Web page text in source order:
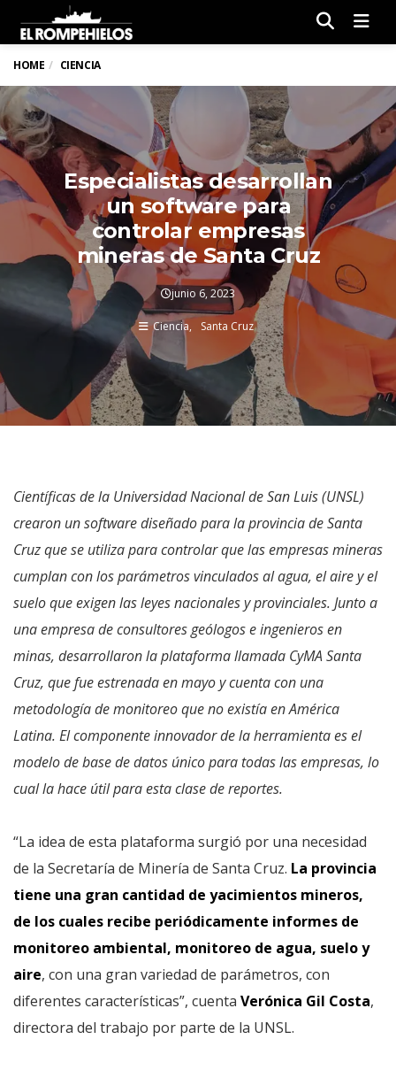
HOME CIENCIA
Especialistas desarrollan
un software para
controlar empresas
mineras de Santa Cruz
junio 6, 2023
Ciencia Santa Cruz
Científicas de la Universidad Nacional de San Luis (UNSL)
crearon un software diseñado para la provincia de Santa
Cruz que se utiliza para controlar que las empresas mineras
cumplan con los parámetros vinculados al agua, el aire y el
suelo que exigen las leyes nacionales y provinciales. Junto a
una empresa de consultores geólogos e ingenieros en
minas, desarrollaron la plataforma llamada CyMA Santa
Cruz, que fue estrenada en mayo y cuenta con una
metodología de monitoreo que no existía en América
Latina. El componente innovador de la herramienta es el
modelo de base de datos único para todas las empresas, lo
cual la hace útil para esta clase de reportes.
“La idea de esta plataforma surgió por una necesidad
de la Secretaría de Minería de Santa Cruz. La provincia
tiene una gran cantidad de yacimientos mineros,
de los cuales recibe periódicamente informes de
monitoreo ambiental, monitoreo de agua, suelo y
aire, con una gran variedad de parámetros, con
diferentes características”, cuenta Verónica Gil Costa,
directora del trabajo por parte de la UNSL.